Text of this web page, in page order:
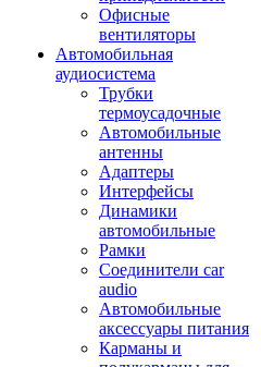
Офисные
вентиляторы
Автомобильная
аудиосистема
Трубки
термоусадочные
Автомобильные
антенны
Адаптеры
Интерфейсы
Динамики
автомобильные
Рамки
Соединители car
audio
Автомобильные
аксессуары питания
Карманы и